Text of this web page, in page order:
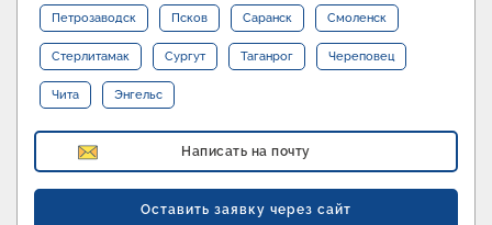
Петрозаводск Псков Саранск Смоленск
Стерлитамак Сургут Таганрог Череповец
Чита Энгельс
Написать на почту
Оставить заявку через сайт